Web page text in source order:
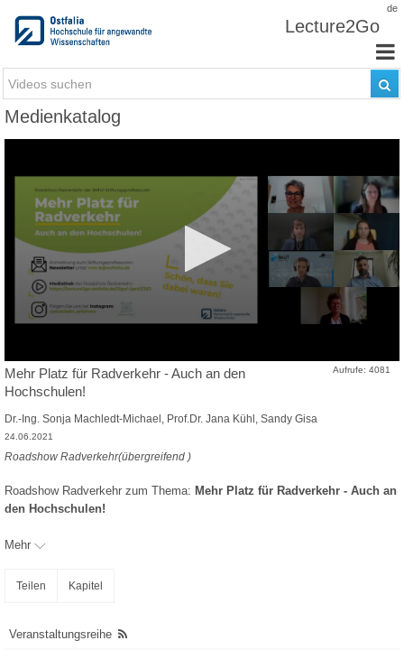
de
Lecture2Go
Medienkatalog
Aufrufe: 4081
Mehr Platz für Radverkehr - Auch an den
Hochschulen!
Dr.-Ing. Sonja Machledt-Michael , Prof.Dr. Jana Kühl , Sandy Gisa
24.06.2021
Roadshow Radverkehr(übergreifend )
Roadshow Radverkehr zum Thema: Mehr Platz für Radverkehr - Auch an
den Hochschulen!
[ab 00:07:00]Anschub für den Radverkehr – Ineke Spapé
Impulsvortrag eröffnen wird.
Mehr
Teilen Kapitel
Veranstaltungsreihe